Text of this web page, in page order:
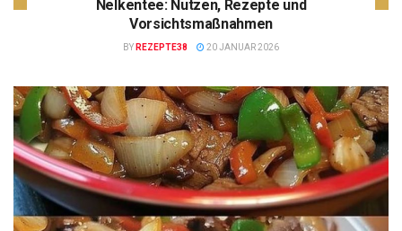
Nelkentee: Nutzen, Rezepte und
Vorsichtsmaßnahmen
BY REZEPTE38 20 JANUAR 2026